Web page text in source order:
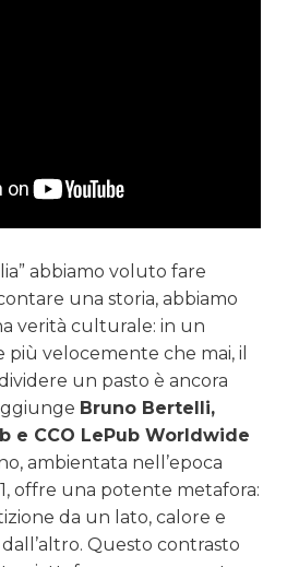
abbiamo voluto fare
una storia, abbiamo
verità culturale: in un
più velocemente che mai, il
un pasto è ancora
Bruno Bertelli,
e CCO LePub Worldwide
ambientata nell’epoca
offre una potente metafora:
da un lato, calore e
Questo contrasto